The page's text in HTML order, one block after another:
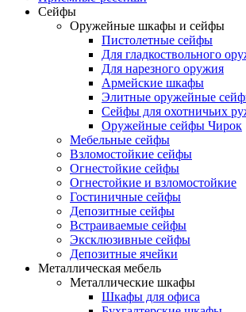
Сейфы
Оружейные шкафы и сейфы
Пистолетные сейфы
Для гладкоствольного
Для нарезного оружия
Армейские шкафы
Элитные оружейные
Сейфы для охотничьих
Оружейные сейфы Чирок
Мебельные сейфы
Взломостойкие сейфы
Огнестойкие сейфы
Огнестойкие и взломостойкие
Гостиничные сейфы
Депозитные сейфы
Встраиваемые сейфы
Эксклюзивные сейфы
Депозитные ячейки
Металлическая мебель
Металлические шкафы
Шкафы для офиса